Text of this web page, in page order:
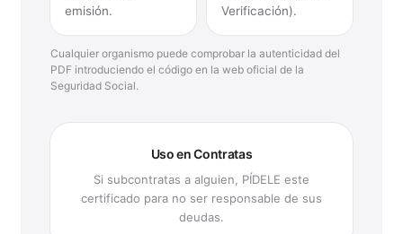
emisión.
Verificación).
Cualquier organismo puede comprobar la autenticidad del
PDF introduciendo el código en la web oficial de la
Seguridad Social.
Uso en Contratas
Si subcontratas a alguien, PÍDELE este
certificado para no ser responsable de sus
deudas.